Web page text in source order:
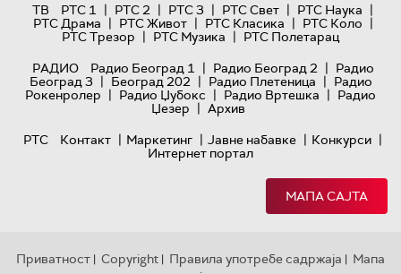
ТВ
РТС 1 | РТС 2 | РТС 3 | РТС Свет | РТС Наука |
РТС Драма | РТС Живот | РТС Класика | РТС Коло |
РТС Трезор | РТС Музика | РТС Полетарац
РАДИО
Радио Београд 1 | Радио Београд 2 | Радио
Београд 3 | Београд 202 | Радио Плетеница | Радио
Рокенролер | Радио Џубокс | Радио Вртешка | Радио
Џезер | Архив
РТС
Контакт | Маркетинг | Јавне набавке | Конкурси |
Интернет портал
МАПА САЈТА
Приватност | Copyright | Правила употребе садржаја | Мапа